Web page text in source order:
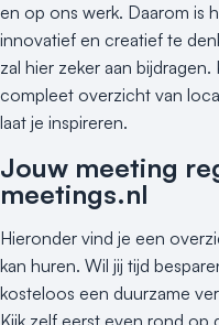
en op ons werk. Daarom is
innovatief en creatief te
zal hier zeker aan
compleet overzicht van
laat je inspireren.
Jouw meeting
meetings.nl
Hieronder vind je een
kan huren. Wil jij tijd
kosteloos een duurzame